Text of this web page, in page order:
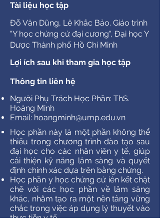
Tài liệu học tập
Đỗ Văn Dũng, Lê Khắc Bảo. Giáo trình
"Y học chứng cứ đại cương", Đại học Y
Dược Thành phố Hồ Chí Minh
​Lợi ích sau khi tham gia học tập
Thông tin liên hệ
Người Phụ Trách Học Phần: ThS.
Hoàng Minh
Email: hoangminh@ump.edu.vn
Học phần này là một phần không thể
thiếu trong chương trình đào tạo sau
đại học cho các nhân viên y tế, giúp
cải thiện kỹ năng lâm sàng và quyết
định chính xác dựa trên bằng chứng.
Học phần y học chứng cứ iên kết chặt
chẽ với các học phần về lâm sàng
khác, nhằm tạo ra một nền tảng vững
chắc trong việc áp dụng lý thuyết vào
thực tiễn y tế.